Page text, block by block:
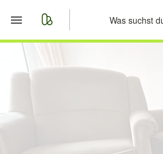
Anzeige aufgeben